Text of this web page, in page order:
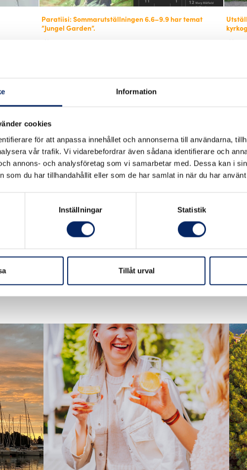
Information
cookies
för att anpassa innehållet och annonserna till användarna,
vår trafik. Vi vidarebefordrar även sådana identifierare och
annons- och analysföretag som vi samarbetar med. Dessa kan i
som du har tillhandahållit eller som de har samlat in när du har
Inställningar Statistik
Tillåt urval
Paratiisi: Sommarutställningen 6.6–9.9 har temat
”Jungel Garden”.
På havet – för evigt
ons 5.8.2026 - tis 29.9.2026
Nagu bibliotek, Sportgränd 1, 21660 Nagu
Kostnadsfri
VISA FLER